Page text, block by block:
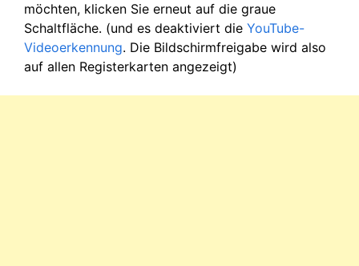
möchten, klicken Sie erneut auf die graue
Schaltfläche. (und es deaktiviert die YouTube-
Videoerkennung. Die Bildschirmfreigabe wird also
auf allen Registerkarten angezeigt)